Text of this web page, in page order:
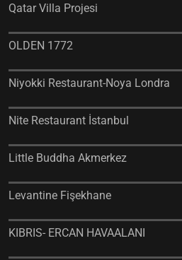
Qatar Villa Projesi
OLDEN 1772
Niyokki Restaurant-Noya Londra
Nite Restaurant İstanbul
Little Buddha Akmerkez
Levantine Fişekhane
KIBRIS- ERCAN HAVAALANI